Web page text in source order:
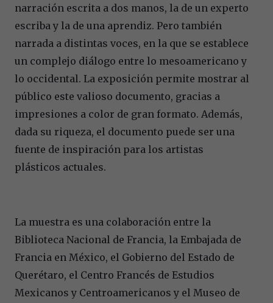
narración escrita a dos manos, la de un experto
escriba y la de una aprendiz. Pero también
narrada a distintas voces, en la que se establece
un complejo diálogo entre lo mesoamericano y
lo occidental. La exposición permite mostrar al
público este valioso documento, gracias a
impresiones a color de gran formato. Además,
dada su riqueza, el documento puede ser una
fuente de inspiración para los artistas
plásticos actuales.
La muestra es una colaboración entre la
Biblioteca Nacional de Francia, la Embajada de
Francia en México, el Gobierno del Estado de
Querétaro, el Centro Francés de Estudios
Mexicanos y Centroamericanos y el Museo de